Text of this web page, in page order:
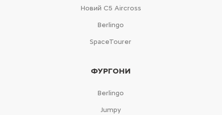
Новий С5 Aircross
Berlingo
SpaceTourer
ФУРГОНИ
Berlingo
Jumpy